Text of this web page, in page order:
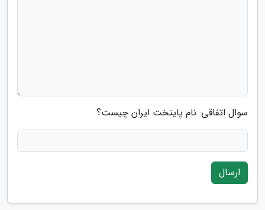
سوال اتفاقی: نام پایتخت ایران چیست؟
ارسال